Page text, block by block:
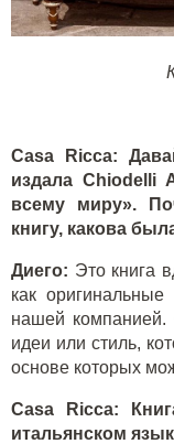
Casa Ricca:
издала Chiodelli
всему миру».
книгу, какова
Диего: Это книга
как
нашей компанией.
идеи или стиль,
основе которых
Casa Ricca:
итальянском